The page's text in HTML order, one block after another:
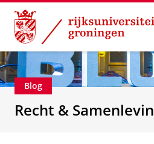
Skip
Content
Skip
Navigation
Over ons Recht &
Blog
Recht &